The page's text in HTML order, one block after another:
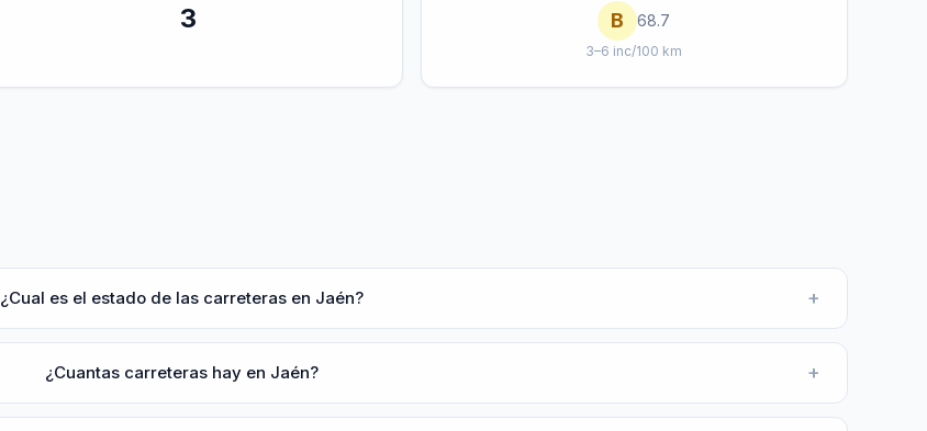
3 B 68.7
3–6 inc/100 km
¿Cual es el estado de las carreteras en Jaén? +
¿Cuantas carreteras hay en Jaén? +